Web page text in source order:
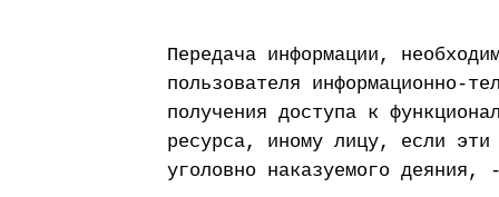
Передача информации,
пользователя информационно-
получения доступа к
ресурса, иному лицу, если эти
уголовно наказуемого деяния,